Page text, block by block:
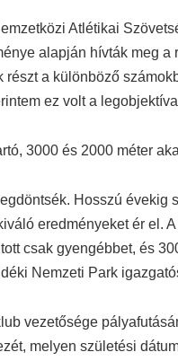
Atlétikai
alapján hívták meg a
a különböző
ez volt a
3000 és 2000 méter
Hosszú évekig
eredményeket ér el.
csak gyengébbet, és
Nemzeti Park
vezetősége
melyen születési